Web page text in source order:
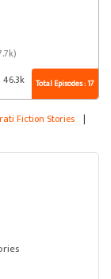
46.3k Total Episodes : 17
Fiction Stories |